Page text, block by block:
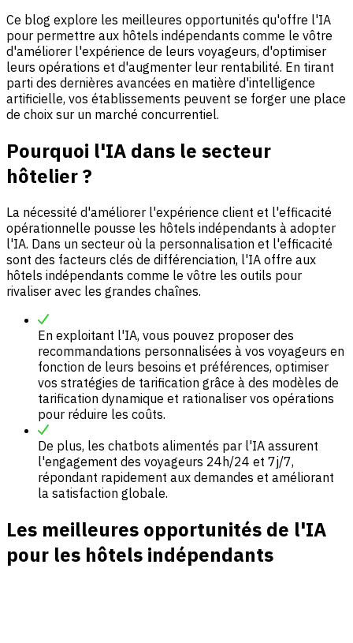
Ce blog explore les meilleures opportunités qu'offre l'IA
pour permettre aux hôtels indépendants comme le vôtre
d'améliorer l'expérience de leurs voyageurs, d'optimiser
leurs opérations et d'augmenter leur rentabilité. En tirant
parti des dernières avancées en matière d'intelligence
artificielle, vos établissements peuvent se forger une place
de choix sur un marché concurrentiel.
Pourquoi l'IA dans le secteur
hôtelier ?
La nécessité d'améliorer l'expérience client et l'efficacité
opérationnelle pousse les hôtels indépendants à adopter
l'IA. Dans un secteur où la personnalisation et l'efficacité
sont des facteurs clés de différenciation, l'IA offre aux
hôtels indépendants comme le vôtre les outils pour
rivaliser avec les grandes chaînes.
En exploitant l'IA, vous pouvez proposer des
recommandations personnalisées à vos voyageurs en
fonction de leurs besoins et préférences, optimiser
vos stratégies de tarification grâce à des modèles de
tarification dynamique et rationaliser vos opérations
pour réduire les coûts.
De plus, les chatbots alimentés par l'IA assurent
l'engagement des voyageurs 24h/24 et 7j/7,
répondant rapidement aux demandes et améliorant
la satisfaction globale.
Les meilleures opportunités de l'IA
pour les hôtels indépendants